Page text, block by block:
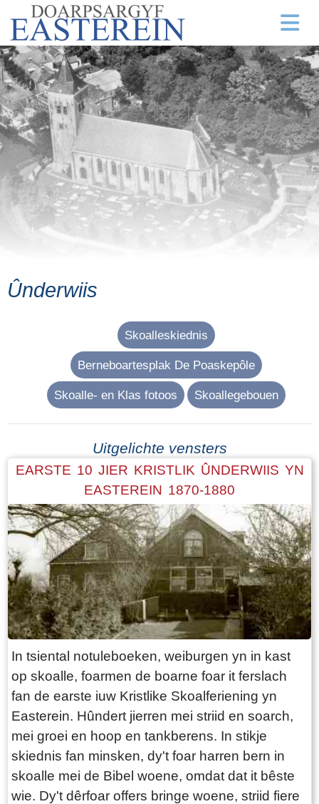
Ûnderwiis
Skoalleskiednis
Berneboartesplak De Poaskepôle
Skoalle- en Klas fotoos Skoallegebouen
Uitgelichte vensters
EARSTE 10 JIER KRISTLIK ÛNDERWIIS YN
EASTEREIN 1870-1880
In tsiental notuleboeken, weiburgen yn in kast
op skoalle, foarmen de boarne foar it ferslach
fan de earste iuw Kristlike Skoalferiening yn
Easterein. Hûndert jierren mei striid en soarch,
mei groei en hoop en tankberens. In stikje
skiednis fan minsken, dy't foar harren bern in
skoalle mei de Bibel woene, omdat dat it bêste
wie. Dy't dêrfoar offers bringe woene, striid fiere